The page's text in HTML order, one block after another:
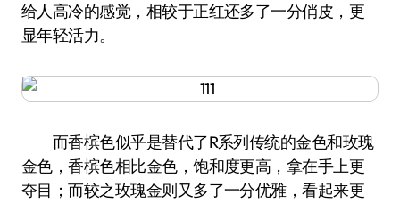
给人高冷的感觉，相较于正红还多了一分俏皮，更
显年轻活力。
而香槟色似乎是替代了R系列传统的金色和玫瑰
金色，香槟色相比金色，饱和度更高，拿在手上更
夺目；而较之玫瑰金则又多了一分优雅，看起来更